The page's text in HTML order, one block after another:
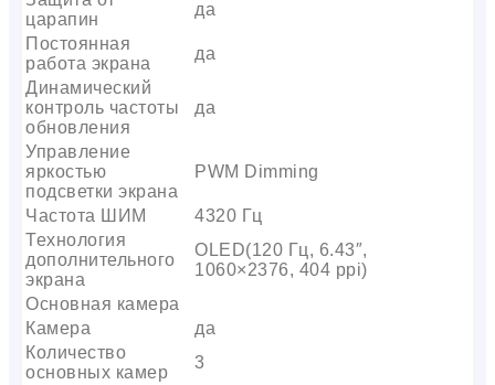
царапин
да
Постоянная
работа экрана
да
Динамический
контроль частоты
обновления
да
Управление
яркостью
подсветки экрана
PWM Dimming
Частота ШИМ
4320 Гц
Технология
дополнительного
экрана
OLED(120 Гц, 6.43″,
1060×2376, 404 ppi)
Основная камера
Камера
да
Количество
основных камер
3